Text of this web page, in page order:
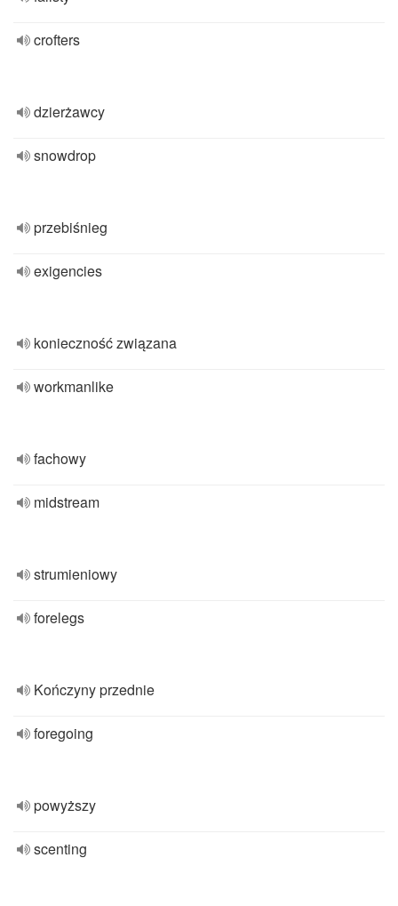
crofters
dzierżawcy
snowdrop
przebiśnieg
exigencies
konieczność związana
workmanlike
fachowy
midstream
strumieniowy
forelegs
Kończyny przednie
foregoing
powyższy
scenting